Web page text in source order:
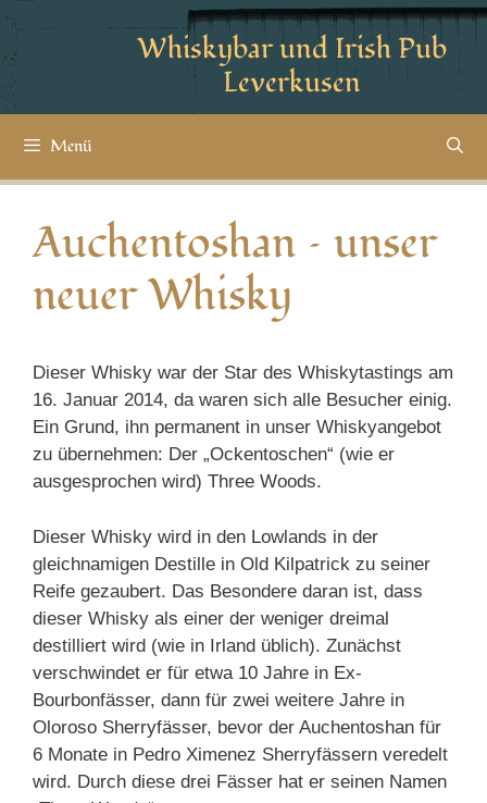
Whiskybar und Irish Pub
Leverkusen
Menü
Auchentoshan – unser
neuer Whisky
Dieser Whisky war der Star des Whiskytastings am
16. Januar 2014, da waren sich alle Besucher einig.
Ein Grund, ihn permanent in unser Whiskyangebot
zu übernehmen: Der „Ockentoschen“ (wie er
ausgesprochen wird) Three Woods.
Dieser Whisky wird in den Lowlands in der
gleichnamigen Destille in Old Kilpatrick zu seiner
Reife gezaubert. Das Besondere daran ist, dass
dieser Whisky als einer der weniger dreimal
destilliert wird (wie in Irland üblich). Zunächst
verschwindet er für etwa 10 Jahre in Ex-
Bourbonfässer, dann für zwei weitere Jahre in
Oloroso Sherryfässer, bevor der Auchentoshan für
6 Monate in Pedro Ximenez Sherryfässern veredelt
wird. Durch diese drei Fässer hat er seinen Namen